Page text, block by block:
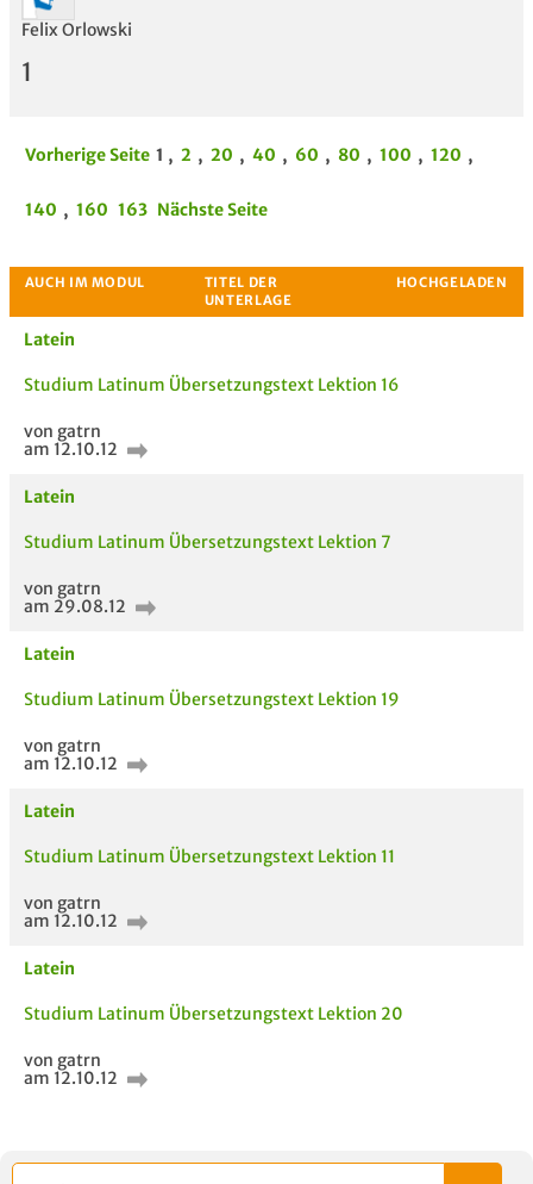
Felix Orlowski
1
Vorherige Seite 1 , 2 , 20 , 40 , 60 , 80 , 100 , 120 ,
140 , 160 163 Nächste Seite
AUCH IM MODUL
TITEL DER
Latein
Studium Latinum Übersetzungstext Lektion 16
von gatrn
am 12.10.12
Latein
Studium Latinum Übersetzungstext Lektion 7
von gatrn
am 29.08.12
Latein
Studium Latinum Übersetzungstext Lektion 19
von gatrn
am 12.10.12
Latein
Studium Latinum Übersetzungstext Lektion 11
von gatrn
am 12.10.12
Latein
Studium Latinum Übersetzungstext Lektion 20
von gatrn
am 12.10.12